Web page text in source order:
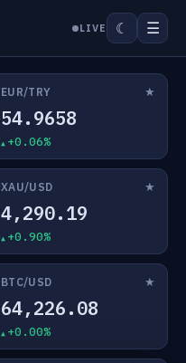
LIVE ☾ ☰
EUR/TRY ★
54.9658
+0.06%
XAU/USD ★
4,290.19
+0.90%
BTC/USD ★
64,226.08
+0.00%